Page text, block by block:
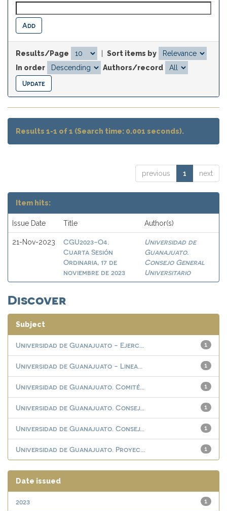
Results/Page
Sort items by
In order
Authors/record
Results 1-1 of 1 (Search time: 0.001 seconds).
previous 1 next
Item hits:
Issue Date Title Author(s)
21-Nov-2023
CGU2023-O4.
Cuarta Sesión
Ordinaria, 17 de
noviembre de 2023
Universidad de
Guanajuato.
Consejo General
Universitario
Discover
Subject
1
Universidad de Guanajuato - Ejerc...
1
Universidad de Guanajuato - Linea...
1
Universidad de Guanajuato. Comité...
1
Universidad de Guanajuato. Consej...
1
Universidad de Guanajuato. Consej...
1
Universidad de Guanajuato. Proyec...
Date issued
1
2023